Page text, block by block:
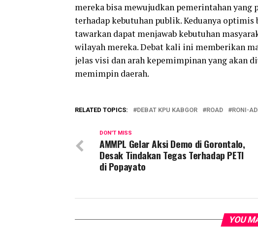
mereka bisa mewujudkan pemerintahan
terhadap kebutuhan publik. Keduanya
tawarkan dapat menjawab kebutuhan
wilayah mereka. Debat kali ini memberikan
jelas visi dan arah kepemimpinan yang akan
memimpin daerah.
RELATED TOPICS: DEBAT KPU KABGOR ROAD RONI-
DON'T MISS
AMMPL Gelar Aksi Demo di Gorontalo,
Desak Tindakan Tegas Terhadap PETI
di Popayato
YOU